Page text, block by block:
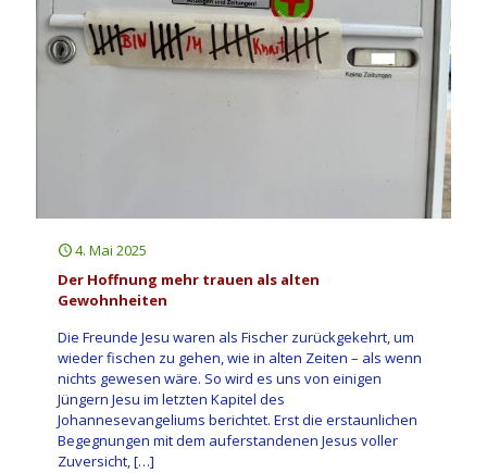
4. Mai 2025
Der Hoffnung mehr trauen als alten
Gewohnheiten
Die Freunde Jesu waren als Fischer zurückgekehrt, um
wieder fischen zu gehen, wie in alten Zeiten – als wenn
nichts gewesen wäre. So wird es uns von einigen
Jüngern Jesu im letzten Kapitel des
Johannesevangeliums berichtet. Erst die erstaunlichen
Begegnungen mit dem auferstandenen Jesus voller
Zuversicht,[…]